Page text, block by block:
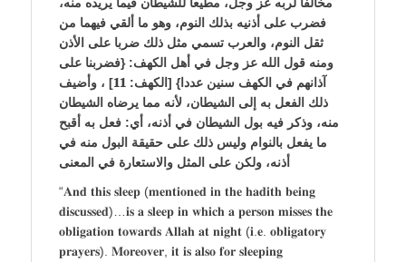
فضرب على أذنيه بذلك النوم، وهو ما ألقي فيهما من
ثقل النوم، والعرب تسمي مثل ذلك ضربا على الأذن
ومنه قول الله عز وجل في أهل الكهف: {فضربنا على
آذانهم في الكهف سنين عددا} [الكهف: 𝟏𝟏] ، وأضيف
ذلك الفعل به إلى الشيطان، لأنه مما يرضاه الشيطان
منه، وذكر فيه بول الشيطان في أذنه، أي: فعل به أقبح
ما يفعل بالنوام وليس ذلك على حقيقة البول منه في
أذنه، ولكن على المثل والاستعارة في المعنى
“𝐀𝐧𝐝 𝐭𝐡𝐢𝐬 𝐬𝐥𝐞𝐞𝐩 (𝐦𝐞𝐧𝐭𝐢𝐨𝐧𝐞𝐝 𝐢𝐧 𝐭𝐡𝐞 𝐡𝐚𝐝𝐢𝐭𝐡 𝐛𝐞𝐢𝐧𝐠
𝐝𝐢𝐬𝐜𝐮𝐬𝐬𝐞𝐝)…𝐢𝐬 𝐚 𝐬𝐥𝐞𝐞𝐩 𝐢𝐧 𝐰𝐡𝐢𝐜𝐡 𝐚 𝐩𝐞𝐫𝐬𝐨𝐧 𝐦𝐢𝐬𝐬𝐞𝐬 𝐭𝐡𝐞
𝐨𝐛𝐥𝐢𝐠𝐚𝐭𝐢𝐨𝐧 𝐭𝐨𝐰𝐚𝐫𝐝𝐬 𝐀𝐥𝐥𝐚𝐡 𝐚𝐭 𝐧𝐢𝐠𝐡𝐭 (𝐢.𝐞. 𝐨𝐛𝐥𝐢𝐠𝐚𝐭𝐨𝐫𝐲
𝐩𝐫𝐚𝐲𝐞𝐫𝐬). 𝐌𝐨𝐫𝐞𝐨𝐯𝐞𝐫, 𝐢𝐭 𝐢𝐬 𝐚𝐥𝐬𝐨 𝐟𝐨𝐫 𝐬𝐥𝐞𝐞𝐩𝐢𝐧𝐠